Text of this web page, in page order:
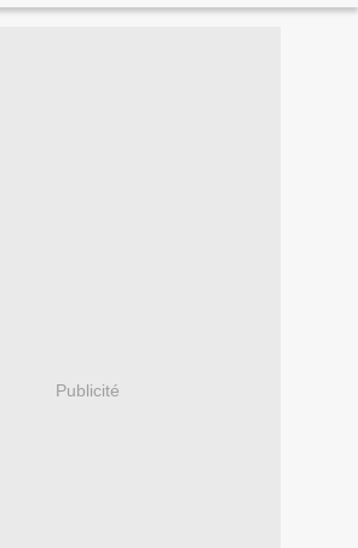
Publicité